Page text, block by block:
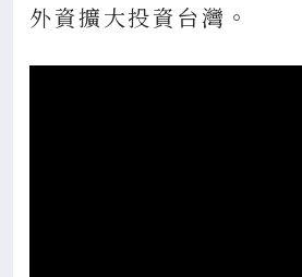
外資擴大投資台灣。